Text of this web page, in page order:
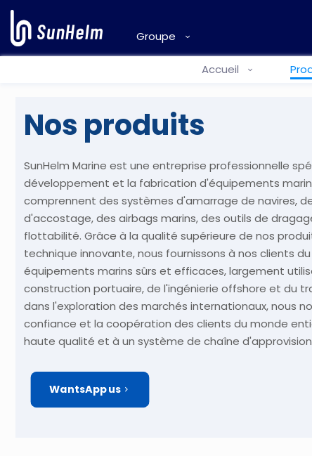
Groupe
Accueil
Nos produits
SunHelm Marine est une entreprise professionnelle
développement et la fabrication d'équipements
comprennent des systèmes d'amarrage de navires,
d'accostage, des airbags marins, des outils de
flottabilité. Grâce à la qualité supérieure de nos
technique innovante, nous fournissons à nos clients
équipements marins sûrs et efficaces, largement
construction portuaire, de l'ingénierie offshore et du
dans l'exploration des marchés internationaux, nous
confiance et la coopération des clients du monde
haute qualité et à un système de chaîne
WantsApp us